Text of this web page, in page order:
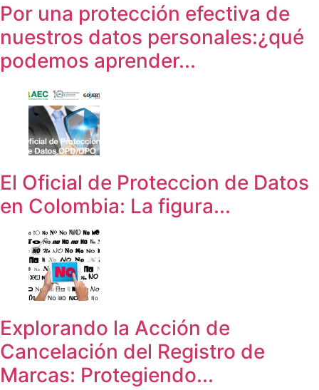
Por una protección efectiva de
nuestros datos personales:¿qué
podemos aprender...
El Oficial de Proteccion de Datos
en Colombia: La figura...
Explorando la Acción de
Cancelación del Registro de
Marcas: Protegiendo...